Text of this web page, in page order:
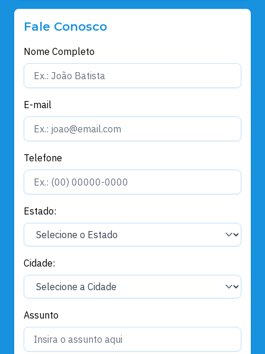
Fale Conosco
Nome Completo
E-mail
Telefone
Estado:
Cidade:
Assunto